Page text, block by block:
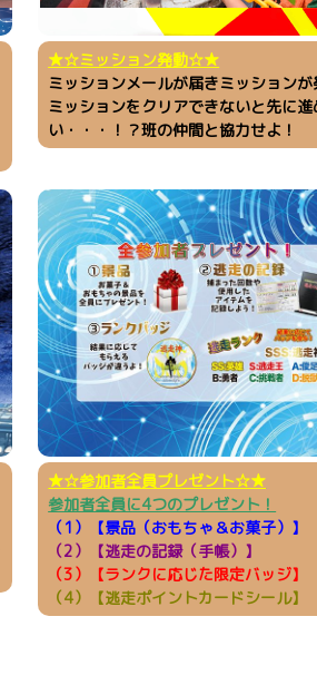
★☆ミッション発動☆★
ミッションメールが届きミッション
ミッションをクリアできないと先に進
い・・・！？班の仲間と協力せよ！
★☆参加者全員プレゼント☆★
参加者全員に4つのプレゼント！
（1）【景品（おもちゃ＆お菓子）】
（2）【逃走の記録（手帳）】
（3）【ランクに応じた限定バッジ】
（4）【逃走ポイントカードシール】